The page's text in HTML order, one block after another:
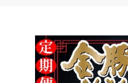
【定期便 全2回】金豚まんじゅ
理 レンジ 電子レンジ 冷凍 ギフ
TOP
加工食品
惣菜
【定期便 全2回】金豚まんじゅ
理 レンジ 電子レンジ 冷凍 ギフ